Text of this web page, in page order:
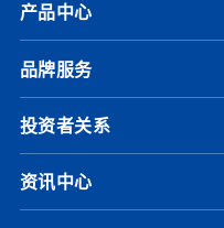
产品中心
品牌服务
投资者关系
资讯中心